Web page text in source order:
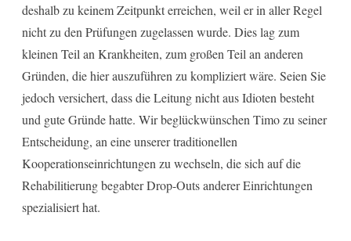
deshalb zu keinem Zeitpunkt erreichen, weil er in aller Regel
nicht zu den Prüfungen zugelassen wurde. Dies lag zum
kleinen Teil an Krankheiten, zum großen Teil an anderen
Gründen, die hier auszuführen zu kompliziert wäre. Seien Sie
jedoch versichert, dass die Leitung nicht aus Idioten besteht
und gute Gründe hatte. Wir beglückwünschen Timo zu seiner
Entscheidung, an eine unserer traditionellen
Kooperationseinrichtungen zu wechseln, die sich auf die
Rehabilitierung begabter Drop-Outs anderer Einrichtungen
spezialisiert hat.